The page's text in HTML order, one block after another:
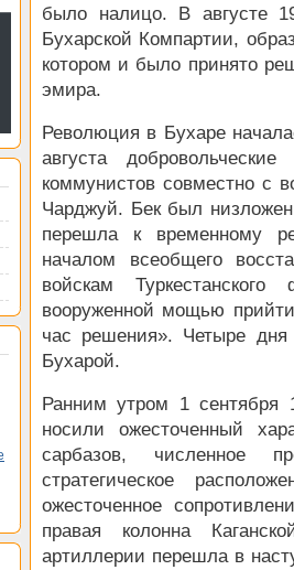
было налицо. В августе
Бухарской Компартии,
котором и было принято
эмира.
Революция в Бухаре
августа
коммунистов совместно с
Чарджуй. Бек был
перешла к временному
началом всеобщего
войскам
вооруженной мощью
час решения». Четыре
Бухарой.
Ранним утром 1 сентября
носили ожесточенный
сарбазов, численное
стратегическое
ожесточенное
правая колонна
артиллерии перешла в